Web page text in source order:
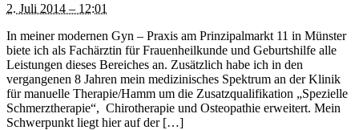
2. Juli 2014 – 12:01
In meiner modernen Gyn – Praxis am Prinzipalmarkt 11 in Münster
biete ich als Fachärztin für Frauenheilkunde und Geburtshilfe alle
Leistungen dieses Bereiches an. Zusätzlich habe ich in den
vergangenen 8 Jahren mein medizinisches Spektrum an der Klinik
für manuelle Therapie/Hamm um die Zusatzqualifikation „Spezielle
Schmerztherapie“, Chirotherapie und Osteopathie erweitert. Mein
Schwerpunkt liegt hier auf der […]